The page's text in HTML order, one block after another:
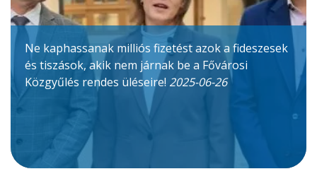
Ne kaphassanak milliós fizetést azok a fideszesek
és tiszások, akik nem járnak be a Fővárosi
Közgyűlés rendes üléseire! 2025-06-26